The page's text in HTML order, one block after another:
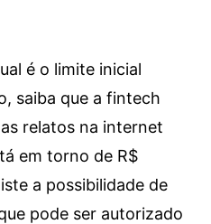
é o limite inicial
saiba que a fintech
relatos na internet
em torno de R$
a possibilidade de
pode ser autorizado